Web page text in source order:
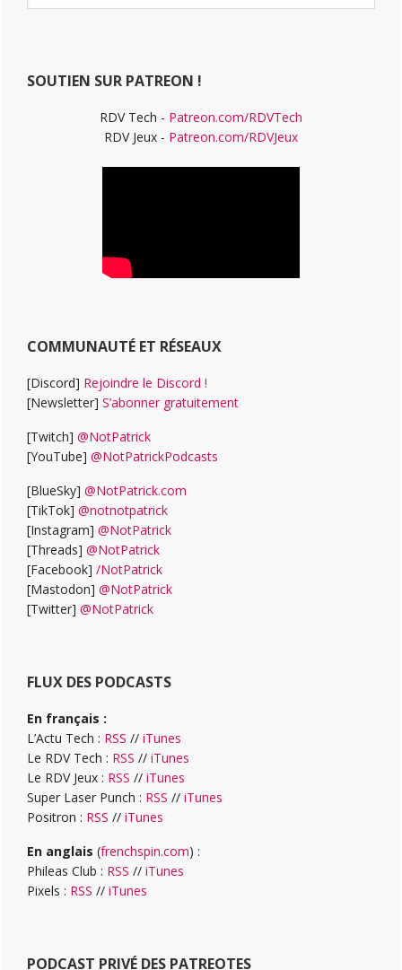
ce
SOUTIEN SUR PATREON !
RDV Tech - Patreon.com/RDVTech
RDV Jeux - Patreon.com/RDVJeux
COMMUNAUTÉ ET RÉSEAUX
[Discord] Rejoindre le Discord !
[Newsletter] S’abonner gratuitement
[Twitch] @NotPatrick
[YouTube] @NotPatrickPodcasts
[BlueSky] @NotPatrick.com
[TikTok] @notnotpatrick
[Instagram] @NotPatrick
[Threads] @NotPatrick
[Facebook] /NotPatrick
[Mastodon] @NotPatrick
[Twitter] @NotPatrick
FLUX DES PODCASTS
En français :
L’Actu Tech : RSS // iTunes
Le RDV Tech : RSS // iTunes
Le RDV Jeux : RSS // iTunes
Super Laser Punch : RSS // iTunes
Positron : RSS // iTunes
En anglais (frenchspin.com) :
Phileas Club : RSS // iTunes
Pixels : RSS // iTunes
PODCAST PRIVÉ DES PATREOTES